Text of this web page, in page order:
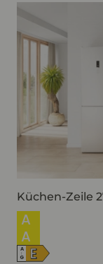
Küchen-Zeile
A
A
A
↑G E